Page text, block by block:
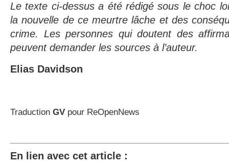
Le texte ci-dessus a été rédigé sous le choc
la nouvelle de ce meurtre lâche et des
crime. Les personnes qui doutent des
peuvent demander les sources à l’auteur.
Elias Davidson
Traduction GV pour ReOpenNews
En lien avec cet article :